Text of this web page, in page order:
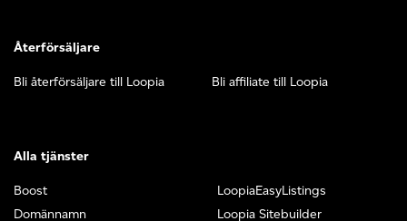
Återförsäljare
Bli återförsäljare till Loopia Bli affiliate till Loopia
Alla tjänster
Boost
Domännamn
LoopiaEasyListings
Loopia Sitebuilder